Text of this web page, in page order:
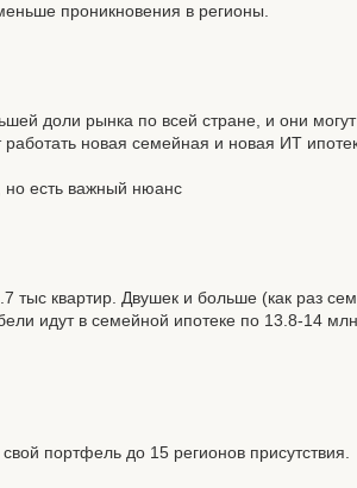
проникновения в регионы.
доли рынка по всей стране, и они
новая семейная и новая ИТ
но есть важный нюанс
тыс квартир. Двушек и больше (как раз
идут в семейной ипотеке по 13.8-14
портфель до 15 регионов присутствия.